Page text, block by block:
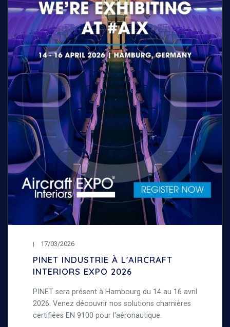
17/03/2026
PINET INDUSTRIE À L'AIRCRAFT
INTERIORS EXPO 2026
PINET sera présent à Hambourg du 14 au 16 avril
2026. Venez découvrir nos solutions charnières
certifiées EN 9100 pour l'aéronautique.